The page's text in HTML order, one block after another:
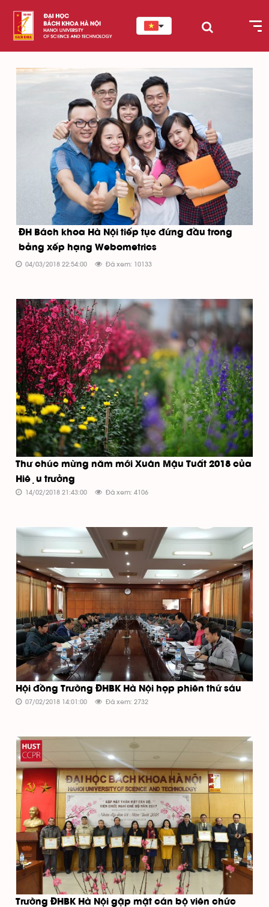
ĐH Bách khoa Hà Nội tiếp tục đứng đầu trong
bảng xếp hạng Webometrics
04/03/2018 22:54:00 Đã xem: 10133
Thư chúc mừng năm mới Xuân Mậu Tuất 2018 của
Hiệu trưởng
14/02/2018 21:43:00 Đã xem: 4106
Hội đồng Trường ĐHBK Hà Nội họp phiên thứ sáu
07/02/2018 14:01:00 Đã xem: 2732
Trường ĐHBK Hà Nội gặp mặt cán bộ viên chức